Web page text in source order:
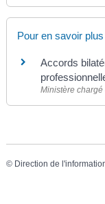
Pour en savoir plus
Accords
Ministère
© Direction de